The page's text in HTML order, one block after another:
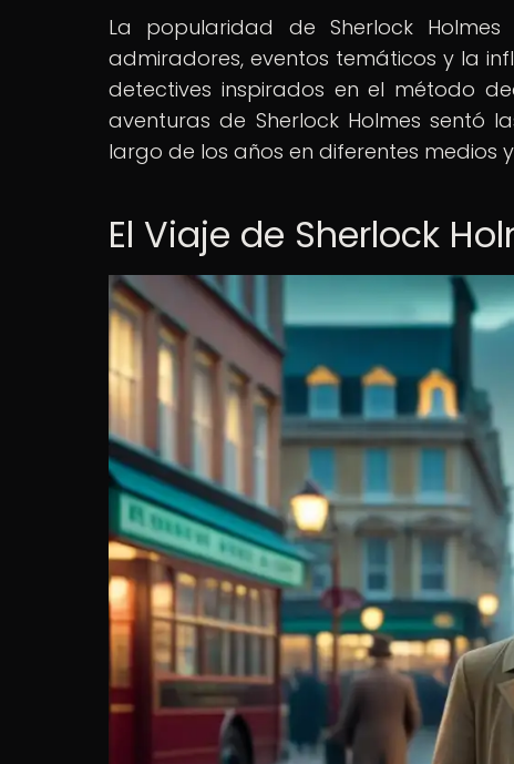
La popularidad de Sherlock
admiradores, eventos temáticos y la
detectives inspirados en el método
aventuras de Sherlock Holmes
largo de los años en diferentes medios
El Viaje de Sherlock